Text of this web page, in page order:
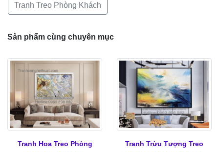
Tranh Treo Phòng Khách
Sản phẩm cùng chuyên mục
Tranh Hoa Treo Phòng
Tranh Trừu Tượng Treo